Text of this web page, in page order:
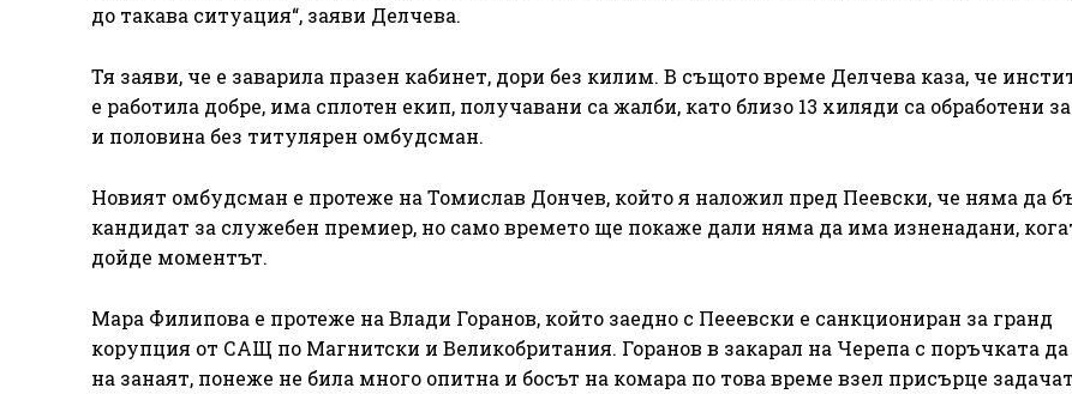
до такава ситуация“, заяви Делчева.
Тя заяви, че е заварила празен кабинет, дори без килим. В същото време Делчева каза, че
е работила добре, има сплотен екип, получавани са жалби, като близо 13 хиляди са обработени
и половина без титулярен омбудсман.
Новият омбудсман е протеже на Томислав Дончев, който я наложил пред Пеевски, че няма да
кандидат за служебен премиер, но само времето ще покаже дали няма да има изненадани,
дойде моментът.
Мара Филипова е протеже на Влади Горанов, който заедно с Пееевски е санкциониран за гранд
корупция от САЩ по Магнитски и Великобритания. Горанов в закарал на Черепа с поръчката
на занаят, понеже не била много опитна и босът на комара по това време взел присърце